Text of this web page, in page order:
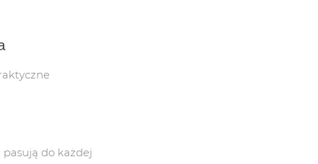
GAZOWNICTWA
do każdej